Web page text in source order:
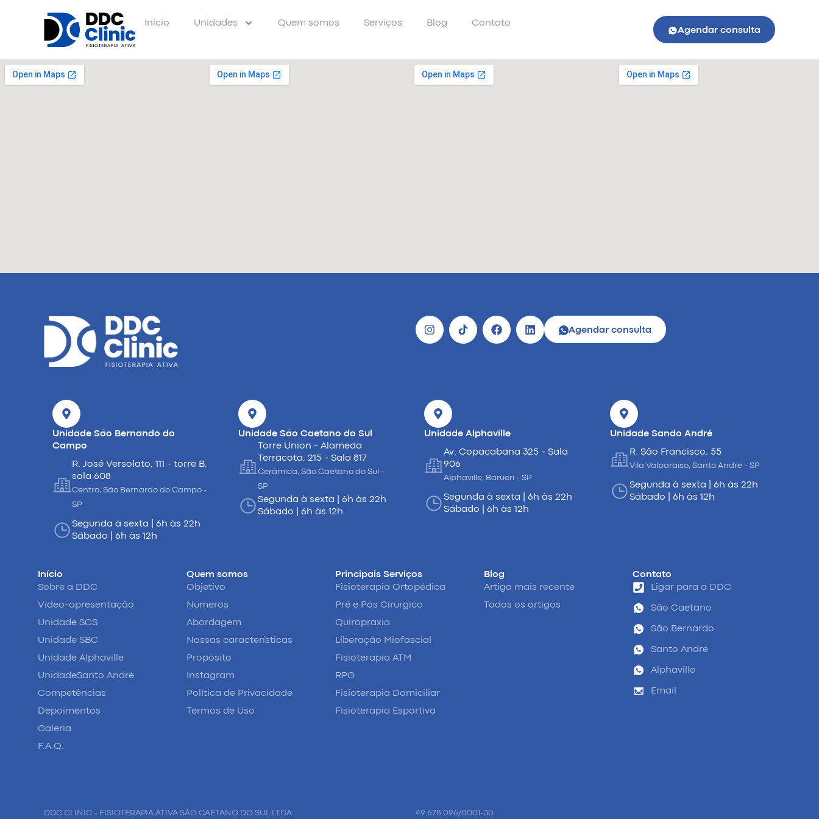
Início Unidades Quem somos Serviços Blog
Contato
Agendar consulta
Agendar consulta
Unidade São Bernando do
Campo
R. José Versolato, 111 - torre B,
sala 608
Centro, São Bernardo do Campo -
SP
Segunda à sexta | 6h às 22h
Sábado | 6h às 12h
Unidade São Caetano do Sul
Torre Union - Alameda
Terracota, 215 - Sala 817
Cerâmica, São Caetano do Sul -
SP
Segunda à sexta | 6h às 22h
Sábado | 6h às 12h
Unidade Alphaville
Av. Copacabana 325 - Sala
906
Alphaville, Barueri - SP
Segunda à sexta | 6h às 22h
Sábado | 6h às 12h
Unidade Sando André
R. São Francisco, 55
Vila Valparaíso, Santo André - SP
Segunda à sexta | 6h às 22h
Sábado | 6h às 12h
Início
Sobre a DDC
Vídeo-apresentação
Unidade SCS
Unidade SBC
Unidade Alphaville
UnidadeSanto André
Competências
Depoimentos
Galeria
F.A.Q.
Quem somos
Objetivo
Números
Abordagem
Nossas características
Propósito
Instagram
Política de Privacidade
Termos de Uso
Principais Serviços
Fisioterapia Ortopédica
Pré e Pós Cirúrgico
Quiropraxia
Liberação Miofascial
Fisioterapia ATM
RPG
Fisioterapia Domiciliar
Fisioterapia Esportiva
Blog
Artigo mais recente
Todos os artigos
Contato
Ligar para a DDC
São Caetano
São Bernardo
Santo André
Alphaville
Email
DDC CLINIC - FISIOTERAPIA ATIVA SÃO CAETANO DO SUL LTDA. 49.678.096/0001-30.